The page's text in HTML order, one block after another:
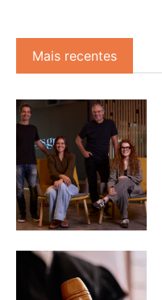
Mais recentes